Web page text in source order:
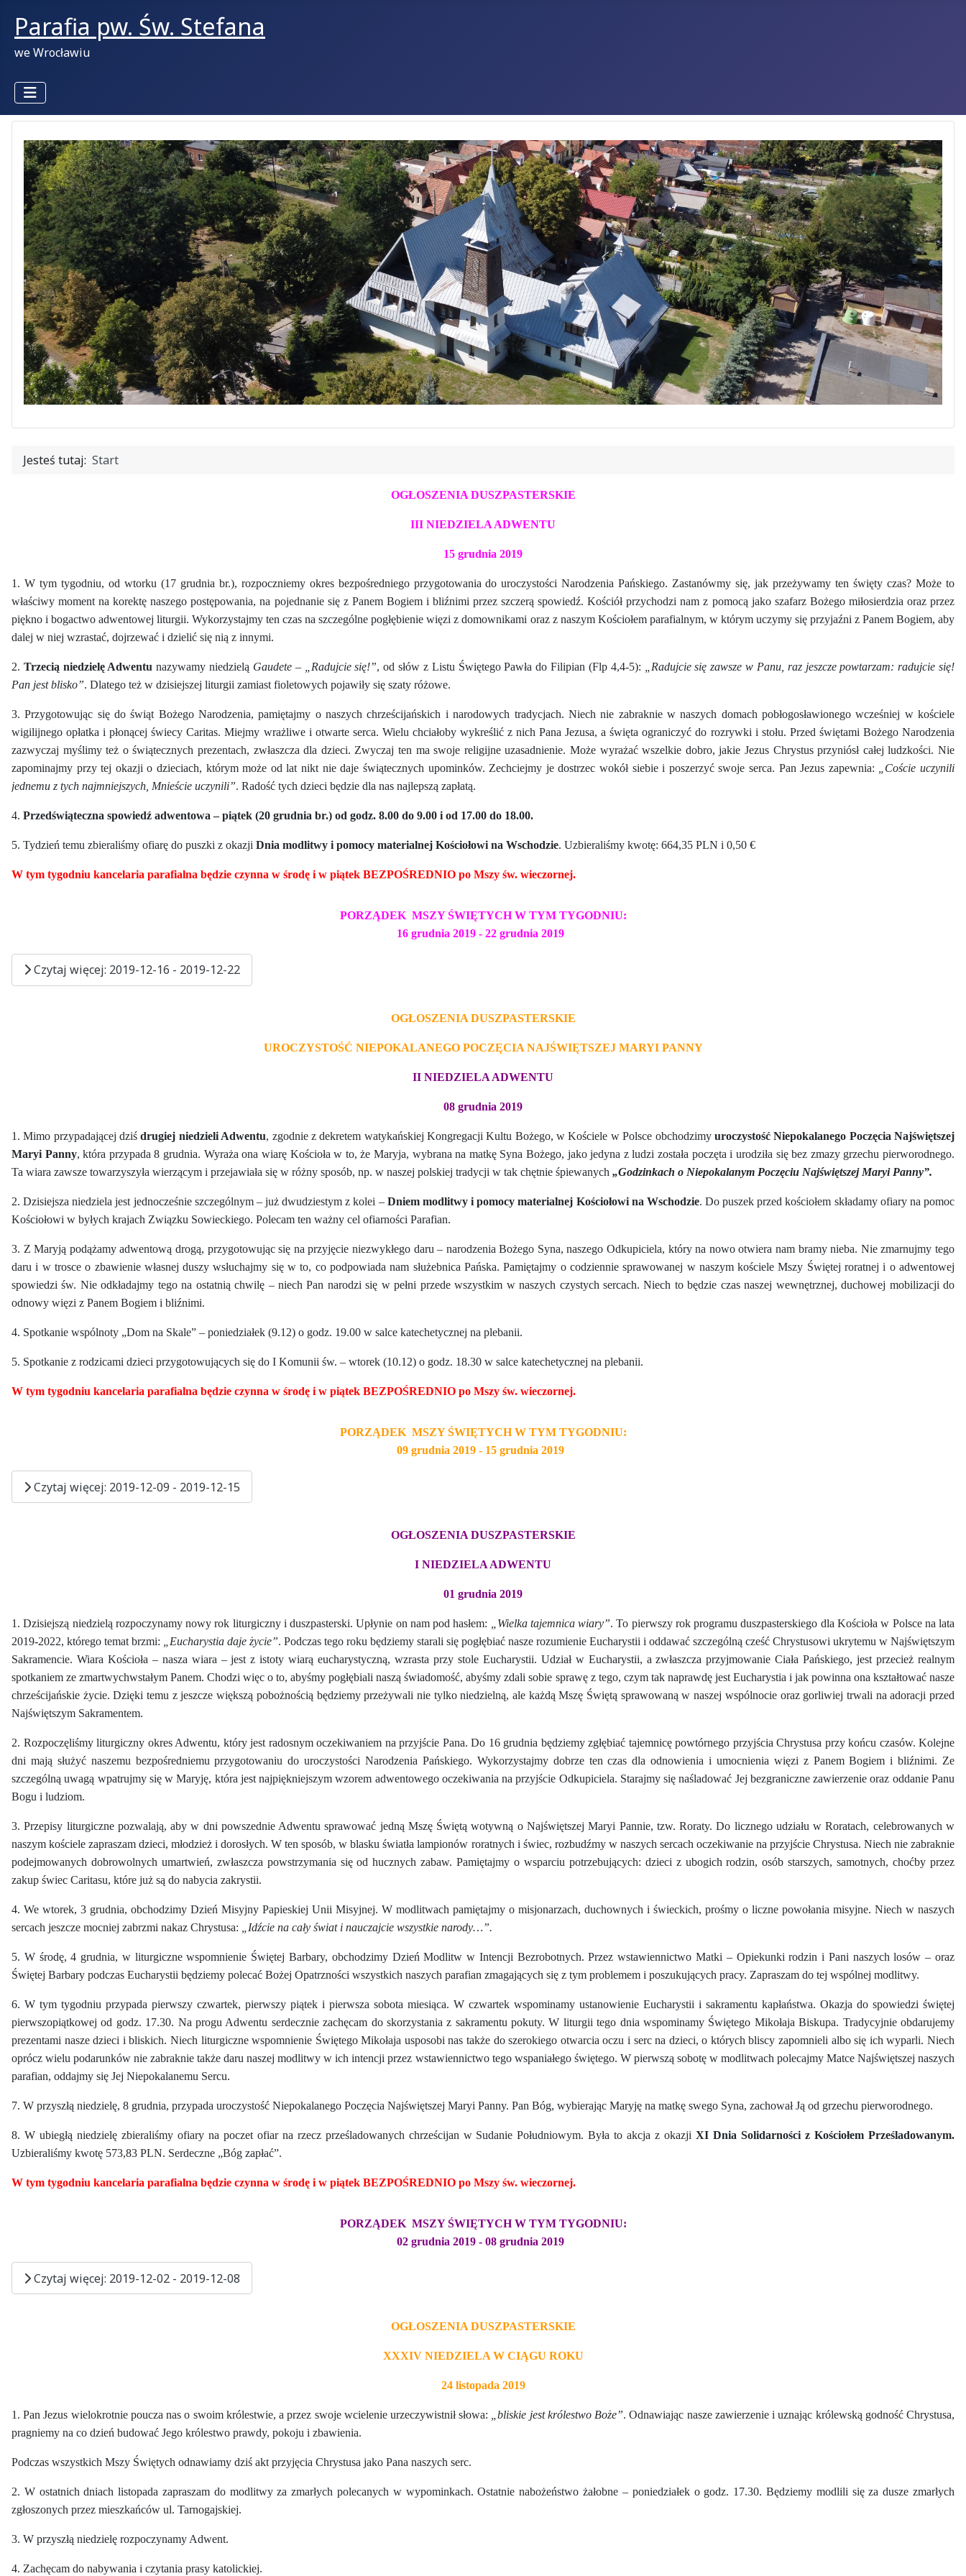
Parafia pw. Św. Stefana
we Wrocławiu
Jesteś tutaj: Start
OGŁOSZENIA DUSZPASTERSKIE
III NIEDZIELA ADWENTU
15 grudnia 2019
1. W tym tygodniu, od wtorku (17 grudnia br.), rozpoczniemy okres bezpośredniego przygotowania do uroczystości Narodzenia Pańskiego. Zastanówmy się, jak przeżywamy ten święty czas? Może to
właściwy moment na korektę naszego postępowania, na pojednanie się z Panem Bogiem i bliźnimi przez szczerą spowiedź. Kościół przychodzi nam z pomocą jako szafarz Bożego miłosierdzia oraz przez
piękno i bogactwo adwentowej liturgii. Wykorzystajmy ten czas na szczególne pogłębienie więzi z domownikami oraz z naszym Kościołem parafialnym, w którym uczymy się przyjaźni z Panem Bogiem, aby
dalej w niej wzrastać, dojrzewać i dzielić się nią z innymi.
2. Trzecią niedzielę Adwentu nazywamy niedzielą Gaudete– „Radujcie się!”, od słów z Listu Świętego Pawła do Filipian (Flp 4,4-5):
„Radujcie się zawsze w Panu, raz jeszcze powtarzam: radujcie się!
Pan jest blisko”. Dlatego też w dzisiejszej liturgii zamiast fioletowych pojawiły się szaty różowe.
3. Przygotowując się do świąt Bożego Narodzenia, pamiętajmy o naszych chrześcijańskich i narodowych tradycjach. Niech nie zabraknie w naszych domach pobłogosławionego wcześniej w kościele
wigilijnego opłatka i płonącej świecy Caritas. Miejmy wrażliwe i otwarte serca. Wielu chciałoby wykreślić z nich Pana Jezusa, a święta ograniczyć do rozrywki i stołu. Przed świętami Bożego Narodzenia
zazwyczaj myślimy też o świątecznych prezentach, zwłaszcza dla dzieci. Zwyczaj ten ma swoje religijne uzasadnienie. Może wyrażać wszelkie dobro, jakie Jezus Chrystus przyniósł całej ludzkości. Nie
zapominajmy przy tej okazji o dzieciach, którym może od lat nikt nie daje świątecznych upominków. Zechciejmy je dostrzec wokół siebie i poszerzyć swoje serca. Pan Jezus zapewnia:
„Coście uczynili
jednemu z tych najmniejszych, Mnieście uczynili”. Radość tych dzieci będzie dla nas najlepszą zapłatą.
4. Przedświąteczna spowiedź adwentowa – piątek (20 grudnia br.) od godz. 8.00 do 9.00 i od 17.00 do 18.00.
5. Tydzień temu zbieraliśmy ofiarę do puszki z okazji Dnia modlitwy i pomocy materialnej Kościołowi na Wschodzie. Uzbieraliśmy kwotę: 664,35 PLN i 0,50 €
W tym tygodniu kancelaria parafialna będzie czynna w środę i w piątek BEZPOŚREDNIO po Mszy św. wieczornej.
PORZĄDEK MSZY ŚWIĘTYCH W TYM TYGODNIU:
16 grudnia 2019 - 22 grudnia 2019
Czytaj więcej: 2019-12-16 - 2019-12-22
OGŁOSZENIA DUSZPASTERSKIE
UROCZYSTOŚĆ NIEPOKALANEGO POCZĘCIA NAJŚWIĘTSZEJ MARYI PANNY
II NIEDZIELA ADWENTU
08 grudnia 2019
1. Mimo przypadającej dziśdrugiej niedzieli Adwentu, zgodnie z dekretem watykańskiej Kongregacji Kultu Bożego, w Kościele w Polsce obchodzimy uroczystość Niepokalanego Poczęcia Najświętszej
Maryi Panny, która przypada 8 grudnia. Wyraża ona wiarę Kościoła w to, że Maryja, wybrana na matkę Syna Bożego, jako jedyna z ludzi została poczęta i urodziła się bez zmazy grzechu pierworodnego.
Ta wiara zawsze towarzyszyła wierzącym i przejawiała się w różny sposób, np. w naszej polskiej tradycji w tak chętnie śpiewanych „Godzinkach o Niepokalanym Poczęciu Najświętszej Maryi Panny”.
2. Dzisiejsza niedziela jest jednocześnie szczególnym – już dwudziestym z kolei – Dniem modlitwy i pomocy materialnej Kościołowi na Wschodzie. Do puszek przed kościołem składamy ofiary na pomoc
Kościołowi w byłych krajach Związku Sowieckiego. Polecam ten ważny cel ofiarności Parafian.
3. Z Maryją podążamy adwentową drogą, przygotowując się na przyjęcie niezwykłego daru – narodzenia Bożego Syna, naszego Odkupiciela, który na nowo otwiera nam bramy nieba. Nie zmarnujmy tego
daru i w trosce o zbawienie własnej duszy wsłuchajmy się w to, co podpowiada nam służebnica Pańska. Pamiętajmy o codziennie sprawowanej w naszym kościele Mszy Świętej roratnej i o adwentowej
spowiedzi św. Nie odkładajmy tego na ostatnią chwilę – niech Pan narodzi się w pełni przede wszystkim w naszych czystych sercach. Niech to będzie czas naszej wewnętrznej, duchowej mobilizacji do
odnowy więzi z Panem Bogiem i bliźnimi.
4. Spotkanie wspólnoty „Dom na Skale” – poniedziałek (9.12) o godz. 19.00 w salce katechetycznej na plebanii.
5. Spotkanie z rodzicami dzieci przygotowujących się do I Komunii św. – wtorek (10.12) o godz. 18.30 w salce katechetycznej na plebanii.
W tym tygodniu kancelaria parafialna będzie czynna w środę i w piątek BEZPOŚREDNIO po Mszy św. wieczornej.
PORZĄDEK MSZY ŚWIĘTYCH W TYM TYGODNIU:
09 grudnia 2019 - 15 grudnia 2019
Czytaj więcej: 2019-12-09 - 2019-12-15
OGŁOSZENIA DUSZPASTERSKIE
I NIEDZIELA ADWENTU
01 grudnia 2019
1. Dzisiejszą niedzielą rozpoczynamy nowy rok liturgiczny i duszpasterski. Upłynie on nam pod hasłem: „Wielka tajemnica wiary”. To pierwszy rok programu duszpasterskiego dla Kościoła w Polsce na lata
2019-2022, którego temat brzmi:
„Eucharystia daje życie”. Podczas tego roku będziemy starali się pogłębiać nasze rozumienie Eucharystii i oddawać szczególną cześć Chrystusowi ukrytemu w Najświętszym
Sakramencie. Wiara Kościoła – nasza wiara – jest z istoty wiarą eucharystyczną, wzrasta przy stole Eucharystii. Udział w Eucharystii, a zwłaszcza przyjmowanie Ciała Pańskiego, jest przecież realnym
spotkaniem ze zmartwychwstałym Panem. Chodzi więc o to, abyśmy pogłębiali naszą świadomość, abyśmy zdali sobie sprawę z tego, czym tak naprawdę jest Eucharystia i jak powinna ona kształtować nasze
chrześcijańskie życie. Dzięki temu z jeszcze większą pobożnością będziemy przeżywali nie tylko niedzielną, ale każdą Mszę Świętą sprawowaną w naszej wspólnocie oraz gorliwiej trwali na adoracji przed
Najświętszym Sakramentem.
2. Rozpoczęliśmy liturgiczny okres Adwentu, który jest radosnym oczekiwaniem na przyjście Pana. Do 16 grudnia będziemy zgłębiać tajemnicę powtórnego przyjścia Chrystusa przy końcu czasów. Kolejne
dni mają służyć naszemu bezpośredniemu przygotowaniu do uroczystości Narodzenia Pańskiego. Wykorzystajmy dobrze ten czas dla odnowienia i umocnienia więzi z Panem Bogiem i bliźnimi. Ze
szczególną uwagą wpatrujmy się w Maryję, która jest najpiękniejszym wzorem adwentowego oczekiwania na przyjście Odkupiciela. Starajmy się naśladować Jej bezgraniczne zawierzenie oraz oddanie Panu
Bogu i ludziom.
3. Przepisy liturgiczne pozwalają, aby w dni powszednie Adwentu sprawować jedną Mszę Świętą wotywną o Najświętszej Maryi Pannie, tzw. Roraty. Do licznego udziału w Roratach, celebrowanych w
naszym kościele zapraszam dzieci, młodzież i dorosłych. W ten sposób, w blasku światła lampionów roratnych i świec, rozbudźmy w naszych sercach oczekiwanie na przyjście Chrystusa. Niech nie zabraknie
podejmowanych dobrowolnych umartwień, zwłaszcza powstrzymania się od hucznych zabaw. Pamiętajmy o wsparciu potrzebujących: dzieci z ubogich rodzin, osób starszych, samotnych, choćby przez
zakup świec Caritasu, które już są do nabycia zakrystii.
4. We wtorek, 3 grudnia, obchodzimy Dzień Misyjny Papieskiej Unii Misyjnej. W modlitwach pamiętajmy o misjonarzach, duchownych i świeckich, prośmy o liczne powołania misyjne. Niech w naszych
sercach jeszcze mocniej zabrzmi nakaz Chrystusa:
„Idźcie na cały świat i nauczajcie wszystkie narody…”.
5. W środę, 4 grudnia, w liturgiczne wspomnienie Świętej Barbary, obchodzimy Dzień Modlitw w Intencji Bezrobotnych. Przez wstawiennictwo Matki – Opiekunki rodzin i Pani naszych losów – oraz
Świętej Barbary podczas Eucharystii będziemy polecać Bożej Opatrzności wszystkich naszych parafian zmagających się z tym problemem i poszukujących pracy. Zapraszam do tej wspólnej modlitwy.
6. W tym tygodniu przypada pierwszy czwartek, pierwszy piątek i pierwsza sobota miesiąca. W czwartek wspominamy ustanowienie Eucharystii i sakramentu kapłaństwa. Okazja do spowiedzi świętej
pierwszopiątkowej od godz. 17.30. Na progu Adwentu serdecznie zachęcam do skorzystania z sakramentu pokuty. W liturgii tego dnia wspominamy Świętego Mikołaja Biskupa. Tradycyjnie obdarujemy
prezentami nasze dzieci i bliskich. Niech liturgiczne wspomnienie Świętego Mikołaja usposobi nas także do szerokiego otwarcia oczu i serc na dzieci, o których bliscy zapomnieli albo się ich wyparli. Niech
oprócz wielu podarunków nie zabraknie także daru naszej modlitwy w ich intencji przez wstawiennictwo tego wspaniałego świętego. W pierwszą sobotę w modlitwach polecajmy Matce Najświętszej naszych
parafian, oddajmy się Jej Niepokalanemu Sercu.
7. W przyszłą niedzielę, 8 grudnia, przypada uroczystość Niepokalanego Poczęcia Najświętszej Maryi Panny. Pan Bóg, wybierając Maryję na matkę swego Syna, zachował Ją od grzechu pierworodnego.
8. W ubiegłą niedzielę zbieraliśmy ofiary na poczet ofiar na rzecz prześladowanych chrześcijan w Sudanie Południowym. Była to akcja z okazjiXI Dnia Solidarności z Kościołem Prześladowanym.
Uzbieraliśmy kwotę 573,83 PLN. Serdeczne „Bóg zapłać”.
W tym tygodniu kancelaria parafialna będzie czynna w środę i w piątek BEZPOŚREDNIO po Mszy św. wieczornej.
PORZĄDEK MSZY ŚWIĘTYCH W TYM TYGODNIU:
02 grudnia 2019 - 08 grudnia 2019
Czytaj więcej: 2019-12-02 - 2019-12-08
OGŁOSZENIA DUSZPASTERSKIE
XXXIV NIEDZIELA W CIĄGU ROKU
24 listopada 2019
1. Pan Jezus wielokrotnie poucza nas o swoim królestwie, a przez swoje wcielenie urzeczywistnił słowa: „bliskie jest królestwo Boże”. Odnawiając nasze zawierzenie i uznając królewską godność Chrystusa,
pragniemy na co dzień budować Jego królestwo prawdy, pokoju i zbawienia.
Podczas wszystkich Mszy Świętych odnawiamy dziś akt przyjęcia Chrystusa jako Pana naszych serc.
2. W ostatnich dniach listopada zapraszam do modlitwy za zmarłych polecanych w wypominkach. Ostatnie nabożeństwo żałobne – poniedziałek o godz. 17.30. Będziemy modlili się za dusze zmarłych
zgłoszonych przez mieszkańców ul. Tarnogajskiej.
3. W przyszłą niedzielę rozpoczynamy Adwent.
4. Zachęcam do nabywania i czytania prasy katolickiej.